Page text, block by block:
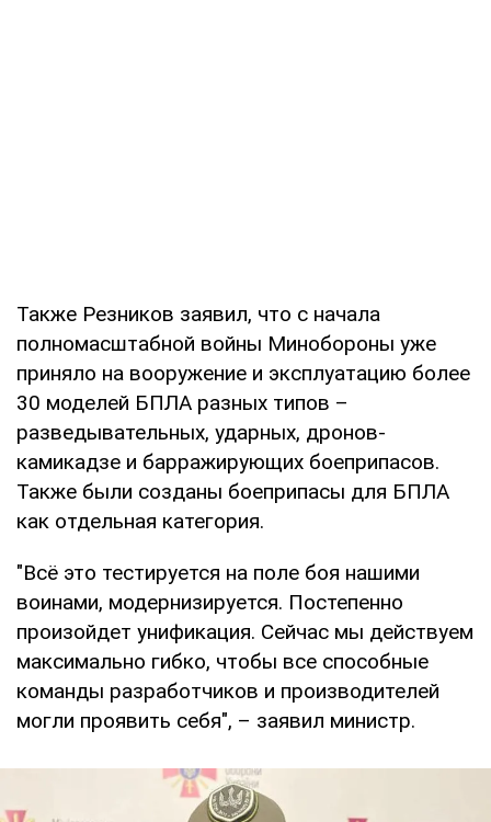
Также Резников заявил, что с начала
полномасштабной войны Минобороны уже
приняло на вооружение и эксплуатацию более
30 моделей БПЛА разных типов –
разведывательных, ударных, дронов-
камикадзе и барражирующих боеприпасов.
Также были созданы боеприпасы для БПЛА
как отдельная категория.
"Всё это тестируется на поле боя нашими
воинами, модернизируется. Постепенно
произойдет унификация. Сейчас мы действуем
максимально гибко, чтобы все способные
команды разработчиков и производителей
могли проявить себя", – заявил министр.